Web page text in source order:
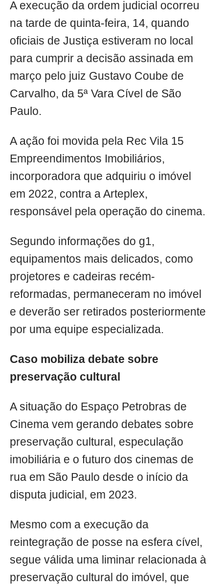
A execução da ordem judicial ocorreu
na tarde de quinta-feira, 14, quando
oficiais de Justiça estiveram no local
para cumprir a decisão assinada em
março pelo juiz Gustavo Coube de
Carvalho, da 5ª Vara Cível de São
Paulo.
A ação foi movida pela Rec Vila 15
Empreendimentos Imobiliários,
incorporadora que adquiriu o imóvel
em 2022, contra a Arteplex,
responsável pela operação do cinema.
Segundo informações do g1,
equipamentos mais delicados, como
projetores e cadeiras recém-
reformadas, permaneceram no imóvel
e deverão ser retirados posteriormente
por uma equipe especializada.
Caso mobiliza debate sobre
preservação cultural
A situação do Espaço Petrobras de
Cinema vem gerando debates sobre
preservação cultural, especulação
imobiliária e o futuro dos cinemas de
rua em São Paulo desde o início da
disputa judicial, em 2023.
Mesmo com a execução da
reintegração de posse na esfera cível,
segue válida uma liminar relacionada à
preservação cultural do imóvel, que